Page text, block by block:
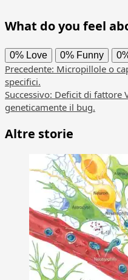
What do you feel
0% Love 0% Funny
Navigazione
articolo
Precedente: Micropillole o
specifici.
Successivo: Deficit di fattore
geneticamente il bug.
Altre storie